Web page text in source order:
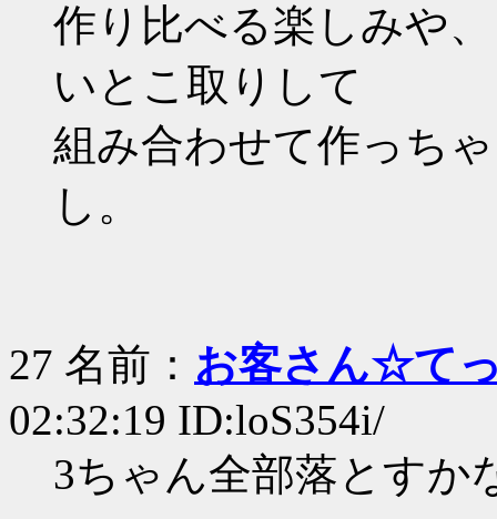
作り比べる楽しみや
いとこ取りして
組み合わせて作っち
し。
27 名前： お客さん☆て
02:32:19 ID:loS354i/
3ちゃん全部落とすか